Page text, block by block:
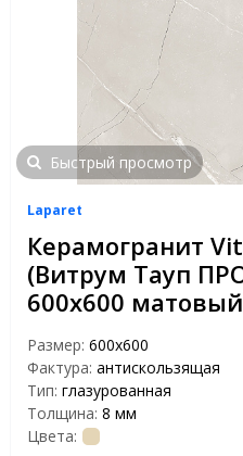
Быстрый просмотр
Laparet
Керамогранит
(Витрум Тауп
600x600
Размер: 600x600
Фактура: антискользящая
Тип: глазурованная
Толщина: 8 мм
Цвета: